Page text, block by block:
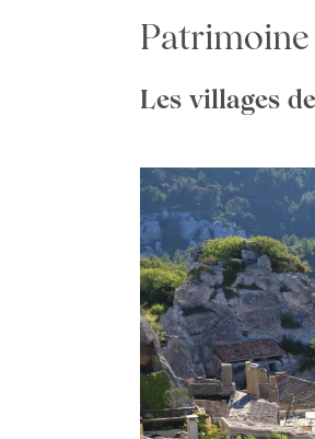
Les villages